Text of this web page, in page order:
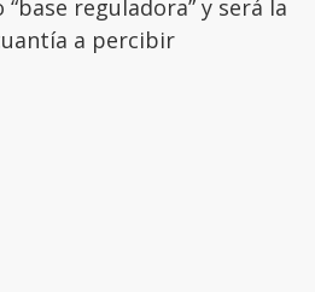
reguladora” y será la
a percibir